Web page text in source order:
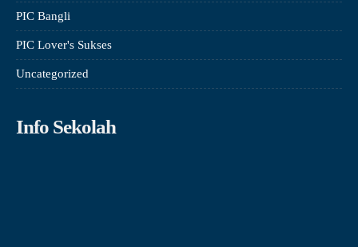
PIC Bangli
PIC Lover's Sukses
Uncategorized
Info Sekolah